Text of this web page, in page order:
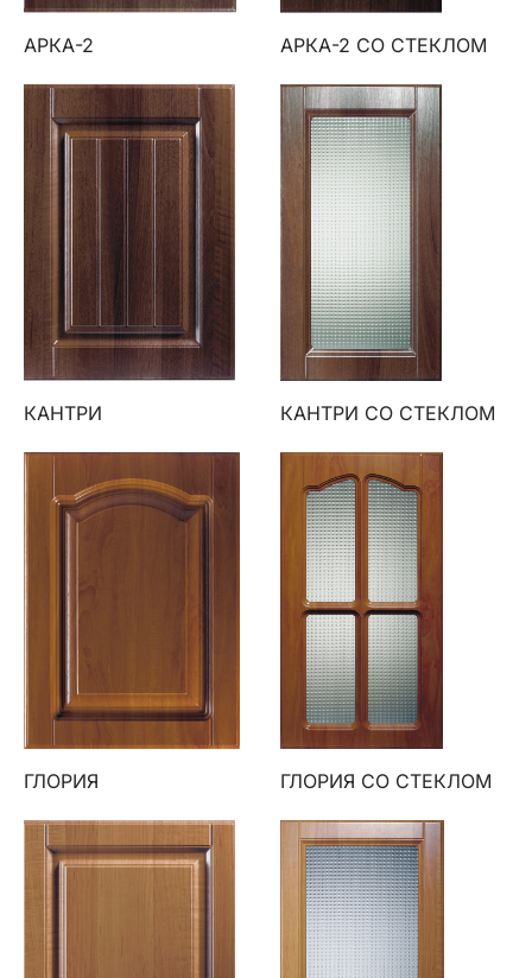
АРКА-2 АРКА-2 СО СТЕКЛОМ
КАНТРИ КАНТРИ СО СТЕКЛОМ
ГЛОРИЯ ГЛОРИЯ СО СТЕКЛОМ